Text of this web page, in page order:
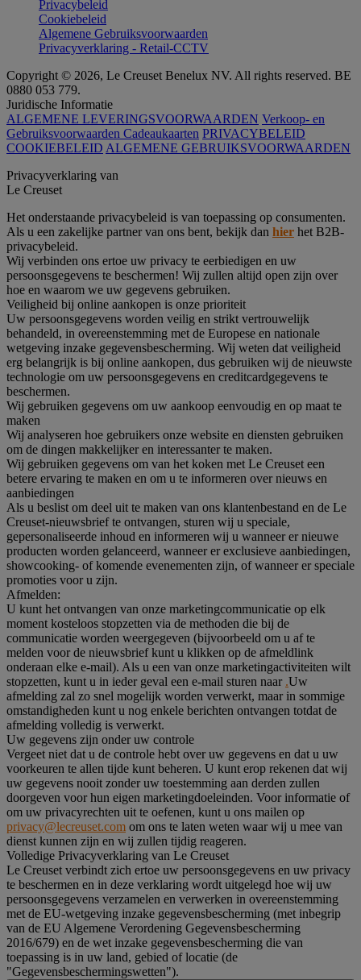
Privacybeleid
Cookiebeleid
Algemene Gebruiksvoorwaarden
Privacyverklaring - Retail-CCTV
Copyright © 2026, Le Creuset Benelux NV. All rights reserved. BE
0880 053 779.
Juridische Informatie
ALGEMENE LEVERINGSVOORWAARDEN Verkoop- en
Gebruiksvoorwaarden Cadeaukaarten PRIVACYBELEID
COOKIEBELEID ALGEMENE GEBRUIKSVOORWAARDEN
Privacyverklaring van
Le Creuset
Het onderstaande privacybeleid is van toepassing op consumenten.
Als u een zakelijke partner van ons bent, bekijk dan hier het B2B-
privacybeleid.
Wij verbinden ons ertoe uw privacy te eerbiedigen en uw
persoonsgegevens te beschermen! Wij zullen altijd open zijn over
hoe en waarom we uw gegevens gebruiken.
Veiligheid bij online aankopen is onze prioriteit
Uw persoonsgegevens worden veilig en strikt vertrouwelijk
behandeld, in overeenstemming met de Europese en nationale
wetgeving inzake gegevensbescherming. Wij weten dat veiligheid
erg belangrijk is bij online aankopen, dus gebruiken wij de nieuwste
technologie om uw persoonsgegevens en creditcardgegevens te
beschermen.
Wij gebruiken gegevens om uw aankoop eenvoudig en op maat te
maken
Wij analyseren hoe gebruikers onze website en diensten gebruiken
om de dingen makkelijker en interessanter te maken.
Wij gebruiken gegevens om van het koken met Le Creuset een
betere ervaring te maken en om u te informeren over nieuws en
aanbiedingen
Als u beslist om deel uit te maken van ons klantenbestand en de Le
Creuset-nieuwsbrief te ontvangen, sturen wij u speciale,
gepersonaliseerde inhoud en informeren wij u wanneer er nieuwe
producten worden gelanceerd, wanneer er exclusieve aanbiedingen,
showcooking- of komende evenementen zijn, of wanneer er speciale
promoties voor u zijn.
Afmelden:
U kunt het ontvangen van onze marketingcommunicatie op elk
moment kosteloos stopzetten via de methoden die bij de
communicatie worden weergegeven (bijvoorbeeld om u af te
melden voor de nieuwsbrief kunt u klikken op de afmeldlink
onderaan elke e-mail). Als u een van onze marketingactiviteiten wilt
stopzetten, kunt u in ieder geval een e-mail sturen naar .Uw
afmelding zal zo snel mogelijk worden verwerkt, maar in sommige
omstandigheden kunt u nog enkele berichten ontvangen totdat de
afmelding volledig is verwerkt.
Uw gegevens zijn onder uw controle
Vergeet niet dat u de controle hebt over uw gegevens en dat u uw
voorkeuren te allen tijde kunt beheren. U kunt erop rekenen dat wij
uw gegevens nooit zonder uw toestemming aan derden zullen
doorgeven voor hun eigen marketingdoeleinden. Voor informatie of
om uw privacyrechten uit te oefenen, kunt u ons mailen op
privacy@lecreuset.com om ons te laten weten waar wij u mee van
dienst kunnen zijn en wij zullen tijdig reageren.
Volledige Privacyverklaring van Le Creuset
Le Creuset verbindt zich ertoe uw persoonsgegevens en uw privacy
te beschermen en in deze verklaring wordt uitgelegd hoe wij uw
persoonsgegevens verzamelen en verwerken in overeenstemming
met de EU-wetgeving inzake gegevensbescherming (met inbegrip
van de EU Algemene Verordening Gegevensbescherming
2016/679) en de wet inzake gegevensbescherming die van
toepassing is in uw land, gebied of locatie (de
"Gegevensbeschermingswetten").